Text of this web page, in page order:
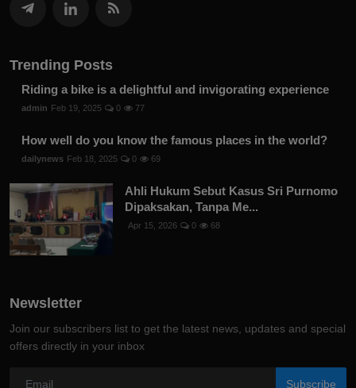
Trending Posts
Riding a bike is a delightful and invigorating experience
admin Feb 19, 2025 0 77
How well do you know the famous places in the world?
dailynews Feb 18, 2025 0 69
Ahli Hukum Sebut Kasus Sri Purnomo
Dipaksakan, Tanpa Me...
Apr 15, 2026 0 68
Newsletter
Join our subscribers list to get the latest news, updates and special
offers directly in your inbox
Subscribe